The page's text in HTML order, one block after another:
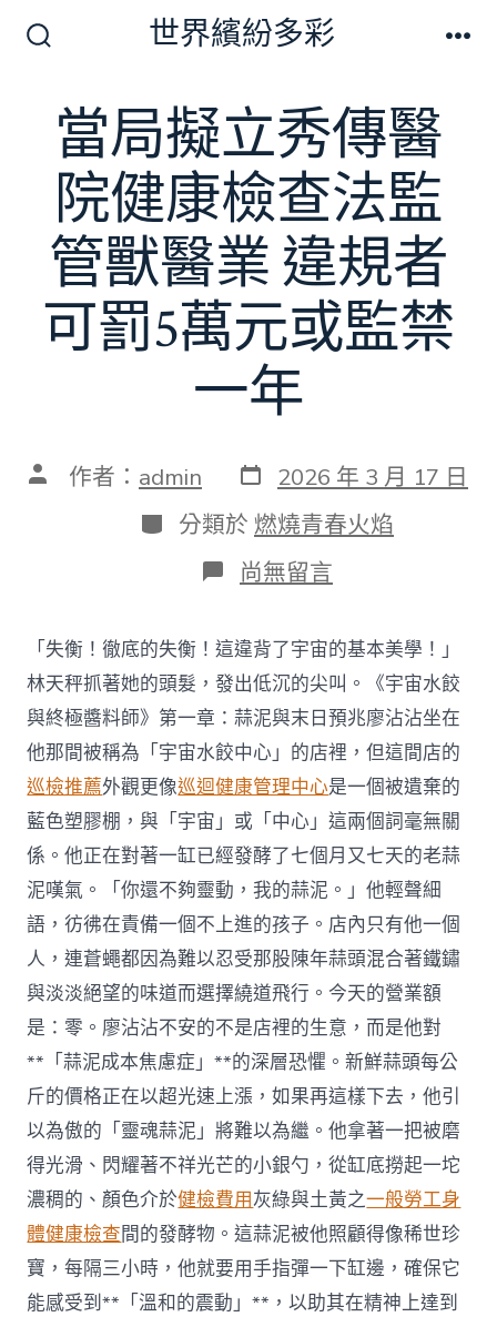
換
關
世界繽紛多彩
當局擬立秀傳醫
院健康檢查法監
管獸醫業 違規者
可罰5萬元或監禁
一年
文 作者： admin 發
表
日
期
2026 年 3 月 17 日
分
類
分類於 燃燒青春火焰
在
〈當
擬
立
秀
傳
醫
院
健
康
檢
查
法
監
管
獸
醫
業
違
規
者
可
罰
5
萬
元
或
監
禁
一
年〉
中
尚無留言
「失衡！徹底的失衡！這違背了宇宙的基本美學！」
林天秤抓著她的頭髮，發出低沉的尖叫。《宇宙水餃
與終極醬料師》第一章：蒜泥與末日預兆廖沾沾坐在
他那間被稱為「宇宙水餃中心」的店裡，但這間店的
巡檢推薦外觀更像巡迴健康管理中心是一個被遺棄的
藍色塑膠棚，與「宇宙」或「中心」這兩個詞毫無關
係。他正在對著一缸已經發酵了七個月又七天的老蒜
泥嘆氣。「你還不夠靈動，我的蒜泥。」他輕聲細
語，彷彿在責備一個不上進的孩子。店內只有他一個
人，連蒼蠅都因為難以忍受那股陳年蒜頭混合著鐵鏽
與淡淡絕望的味道而選擇繞道飛行。今天的營業額
是：零。廖沾沾不安的不是店裡的生意，而是他對
**「蒜泥成本焦慮症」**的深層恐懼。新鮮蒜頭每公
斤的價格正在以超光速上漲，如果再這樣下去，他引
以為傲的「靈魂蒜泥」將難以為繼。他拿著一把被磨
得光滑、閃耀著不祥光芒的小銀勺，從缸底撈起一坨
濃稠的、顏色介於健檢費用灰綠與土黃之一般勞工身
體健康檢查間的發酵物。這蒜泥被他照顧得像稀世珍
寶，每隔三小時，他就要用手指彈一下缸邊，確保它
能感受到**「溫和的震動」**，以助其在精神上達到